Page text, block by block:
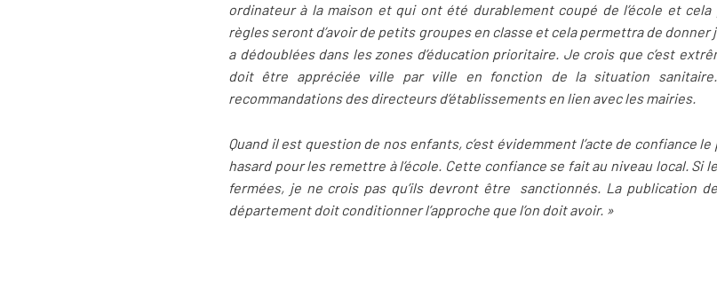
ordinateur à la maison et qui ont été durablement coupé de l’école et
règles seront d’avoir de petits groupes en classe et cela permettra de donner
a dédoublées dans les zones d’éducation prioritaire. Je crois que c’est
doit être appréciée ville par ville en fonction de la situation
recommandations des directeurs d’établissements en lien avec les mairies.
Quand il est question de nos enfants, c’est évidemment l’acte de confiance
hasard pour les remettre à l’école. Cette confiance se fait au niveau local. Si
fermées, je ne crois pas qu’ils devront être sanctionnés. La publication
département doit conditionner l’approche que l’on doit avoir. »